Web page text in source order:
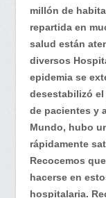
millón de
repartida en
salud están
diversos
epidemia se
desestabilizó
de pacientes y
Mundo, hubo
rápidamente
Recocemos
hacerse en
hospitalaria.